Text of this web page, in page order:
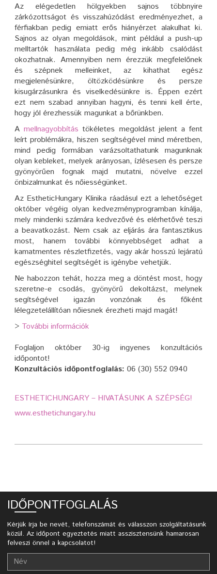
Az elégedetlen hölgyekben sajnos többnyire
zárkózottságot és visszahúzódást eredményezhet, a
férfiakban pedig emiatt erős hiányérzet alakulhat ki.
Sajnos az olyan megoldások, mint például a push-up
melltartók használata pedig még inkább csalódást
okozhatnak. Amennyiben nem érezzük megfelelőnek
és szépnek melleinket, az kihathat egész
megjelenésünkre, öltözködésünkre és persze
kisugárzásunkra és viselkedésünkre is. Éppen ezért
ezt nem szabad annyiban hagyni, és tenni kell érte,
hogy jól érezhessük magunkat a bőrünkben.
Amellnagyobbítás tökéletes megoldást jelent a fent
leírt problémákra, hiszen segítségével mind méretben,
mind pedig formában varázsoltathatunk magunknak
olyan kebleket, melyek arányosan, ízlésesen és persze
gyönyörűen fognak majd mutatni, növelve ezzel
önbizalmunkat és nőiességünket.
Az EstheticHungary Klinika ráadásul ezt a lehetőséget
október végéig olyan kedvezményprogramban kínálja,
mely mindenki számára kedvezővé és elérhetővé teszi
a beavatkozást. Nem csak az eljárás ára fantasztikus
most, hanem további könnyebbséget adhat a
kamatmentes részletfizetés, vagy akár hosszú lejáratú
egészséghitel segítségét is igénybe vehetjük.
Ne habozzon tehát, hozza meg a döntést most, hogy
szeretne-e csodás, gyönyörű dekoltázst, melynek
segítségével igazán vonzónak és főként
lélegzetelállítóan nőiesnek érezheti majd magát!
> További információk
Foglaljon október 30-ig ingyenes konzultációs
időpontot!
Konzultációs időpontfoglalás: 06 (30) 552 0940
ESTHETICHUNGARY – HIVATÁSUNK A SZÉPSÉG!
www.esthetichungary.hu
IDŐPONTFOGLALÁS
Kérjük írja be nevét, telefonszámát és válasszon szolgáltatásunk
közül. Az időpont egyeztetés miatt asszisztensünk hamarosan
felveszi önnel a kapcsolatot!